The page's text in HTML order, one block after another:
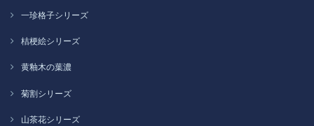
一珍格子シリーズ
桔梗絵シリーズ
黄釉木の葉濃
菊割シリーズ
山茶花シリーズ